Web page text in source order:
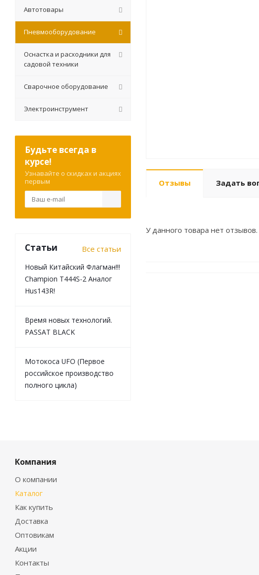
Отзывы Задать
У данного товара нет
Автотовары
Пневмооборудование
Оснастка и расходники для
садовой техники
Сварочное оборудование
Электроинструмент
Будьте всегда в
курсе!
Узнавайте о скидках и акциях
первым
Статьи Все статьи
Новый Китайский Флагман!!!
Champion T444S-2 Аналог
Hus143R!
Время новых технологий.
PASSAT BLACK
Мотокоса UFO (Первое
российское производство
полного цикла)
Компания
О компании
Каталог
Как купить
Доставка
Оптовикам
Акции
Контакты